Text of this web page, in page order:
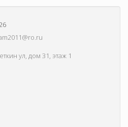
ул, дом 31, этаж 1